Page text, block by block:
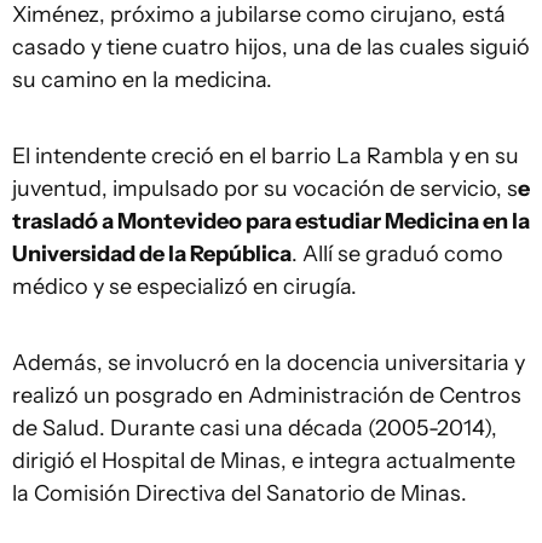
Ximénez, próximo a jubilarse como cirujano, está
casado y tiene cuatro hijos, una de las cuales siguió
su camino en la medicina.
El intendente creció en el barrio La Rambla y en su
juventud, impulsado por su vocación de servicio, se
trasladó a Montevideo para estudiar Medicina en la
Universidad de la República. Allí se graduó como
médico y se especializó en cirugía.
Además, se involucró en la docencia universitaria y
realizó un posgrado en Administración de Centros
de Salud. Durante casi una década (2005-2014),
dirigió el Hospital de Minas, e integra actualmente
la Comisión Directiva del Sanatorio de Minas.